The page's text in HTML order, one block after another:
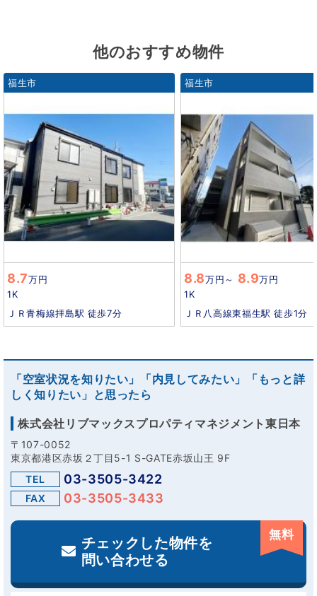
他のおすすめ物件
福生市
8.7万円
1K
ＪＲ青梅線拝島駅 徒歩7分
福生市
8.8万円～ 8.9万円
1K
ＪＲ八高線東福生駅 徒歩1分
「空室状況を知りたい」「内見してみたい」「もっと詳
しく知りたい」と思ったら
株式会社リブマックスプロパティマネジメント東日本
〒107-0052
東京都港区赤坂２丁目5-1 S-GATE赤坂山王 9F
TEL
03-3505-3422
FAX 03-3505-3433
チェックした物件を
問い合わせる
無料